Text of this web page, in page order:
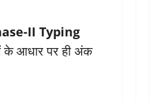
II Typing
के आधार पर ही अंक